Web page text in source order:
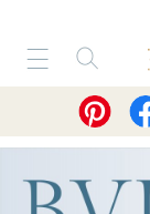
サービス